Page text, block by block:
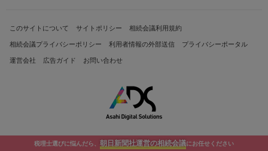
税理士選びに悩んだら、 朝日新聞社運営の相続会議にお任せください
このサイトについて サイトポリシー 相続会議利用規約
相続会議プライバシーポリシー 利用者情報の外部送信 プライバシーポータル
運営会社 広告ガイド お問い合わせ
Copyright© The Asahi Shimbun Company. All Rights Reserved.